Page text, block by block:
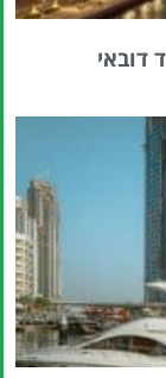
דובאי